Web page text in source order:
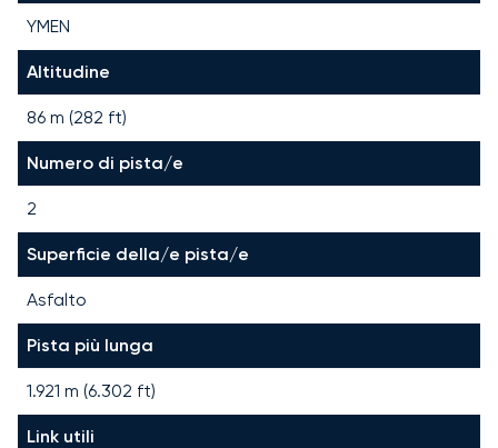
YMEN
Altitudine
86 m (282 ft)
Numero di pista/e
2
Superficie della/e pista/e
Asfalto
Pista più lunga
1.921 m (6.302 ft)
Link utili